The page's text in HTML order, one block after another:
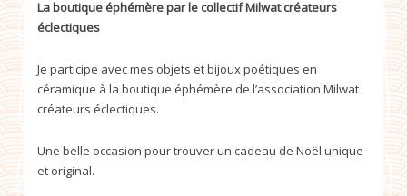
La boutique éphémère par le collectif Milwat créateurs
éclectiques
Je participe avec mes objets et bijoux poétiques en
céramique à la boutique éphémère de l’association Milwat
créateurs éclectiques.
Une belle occasion pour trouver un cadeau de Noël unique
et original.